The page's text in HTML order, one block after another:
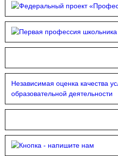
Независимая оценка качества
образовательной деятельности